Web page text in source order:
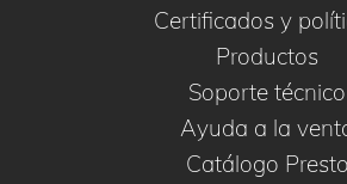
Certificados y
Productos
Soporte técnico
Ayuda a la
Catálogo Presto